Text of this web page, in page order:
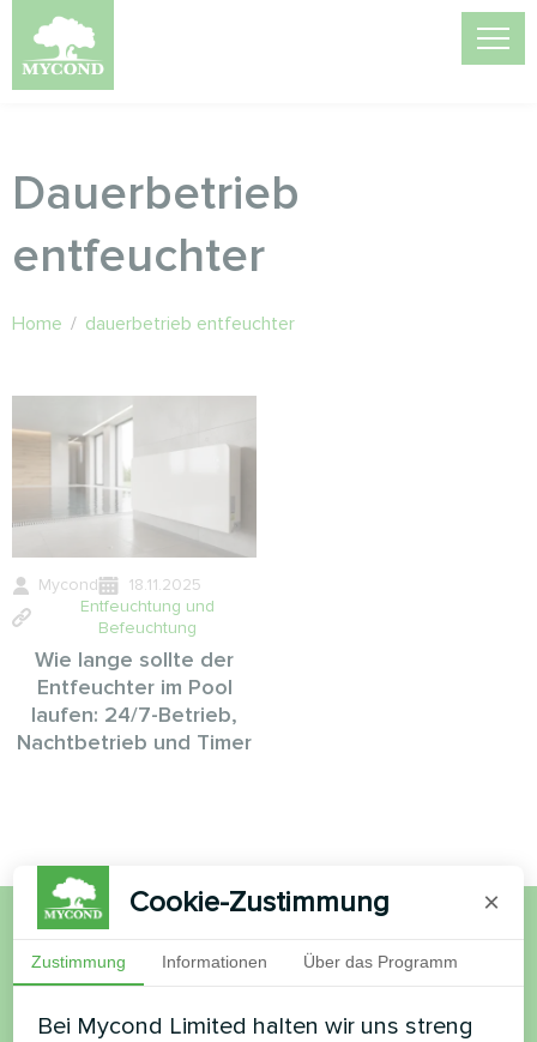
Dauerbetrieb
entfeuchter
Home / dauerbetrieb entfeuchter
Mycond
18.11.2025
Entfeuchtung und
Befeuchtung
Wie lange sollte der
Entfeuchter im Pool
laufen: 24/7-Betrieb,
Nachtbetrieb und Timer
Möchten Sie kaufen oder
haben Sie Fragen?
Cookie-Zustimmung ×
Zustimmung Informationen Über das Programm
Bei Mycond Limited halten wir uns streng